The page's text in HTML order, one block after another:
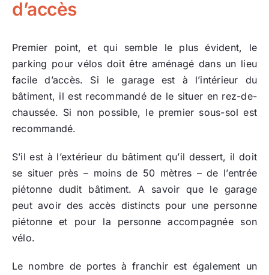
d’accès
Premier point, et qui semble le plus évident, le
parking pour vélos doit être aménagé dans un lieu
facile d’accès. Si le garage est à l’intérieur du
bâtiment, il est recommandé de le situer en rez-de-
chaussée. Si non possible, le premier sous-sol est
recommandé.
S’il est à l’extérieur du bâtiment qu’il dessert, il doit
se situer près – moins de 50 mètres – de l’entrée
piétonne dudit bâtiment. A savoir que le garage
peut avoir des accès distincts pour une personne
piétonne et pour la personne accompagnée son
vélo.
Le nombre de portes à franchir est également un